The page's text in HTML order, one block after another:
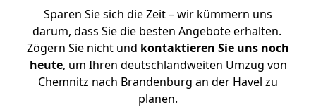
Sparen Sie sich die Zeit – wir kümmern uns
darum, dass Sie die besten Angebote erhalten.
Zögern Sie nicht und kontaktieren Sie uns noch
heute, um Ihren deutschlandweiten Umzug von
Chemnitz nach Brandenburg an der Havel zu
planen.